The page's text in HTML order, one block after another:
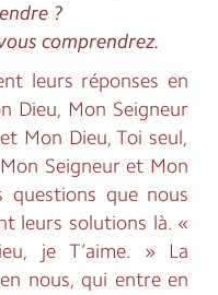
?
comprendrez.
leurs réponses en
Dieu, Mon Seigneur
Mon Dieu, Toi seul,
Seigneur et Mon
questions que nous
leurs solutions là. «
je T’aime. » La
nous, qui entre en